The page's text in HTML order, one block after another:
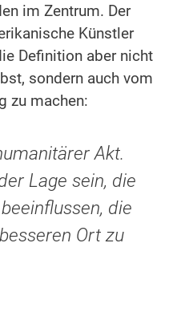
im Zentrum. Der
Künstler
Definition aber nicht
sondern auch vom
zu machen:
Akt.
Lage sein, die
die
Ort zu